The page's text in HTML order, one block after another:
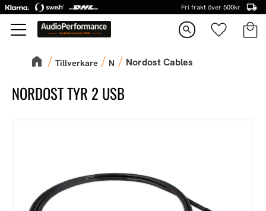
Meny
Fri frakt över 500kr
search Favoriter
Tillverkare N Nordost Cables
NORDOST TYR 2 USB